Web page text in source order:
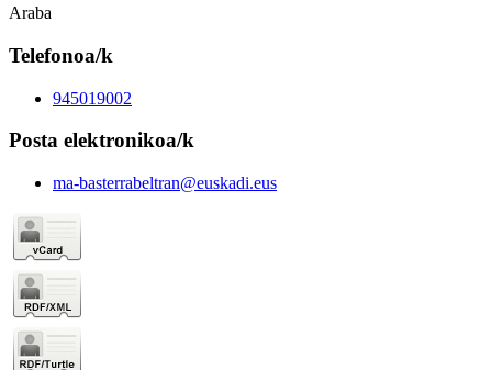
Araba
Telefonoa/k
945019002
Posta elektronikoa/k
ma-basterrabeltran@euskadi.eus